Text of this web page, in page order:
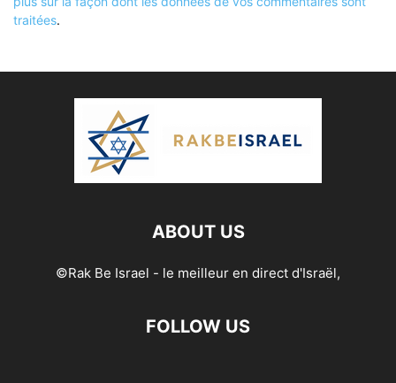
traitées.
ABOUT US
©Rak Be Israel - le meilleur en direct d'Israël,
FOLLOW US